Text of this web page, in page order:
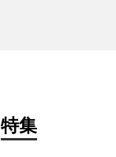
特集